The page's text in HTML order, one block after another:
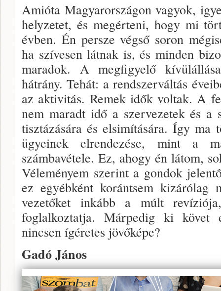
Amióta Magyarországon vagyok,
helyze­tet, és megérteni, hogy mi
évben. Én persze végső soron
ha szívesen látnak is, és minden
maradok. A megfigyelő
hátrány. Tehát: a rendszerváltás
az akti­vitás. Remek idők voltak. A
nem maradt idő a szervezetek és a
tisztázására és elsimítására. Így ma
ügyeinek el­rendezése, mint a
számbavétele. Ez, ahogy én látom,
Vélemé­nyem szerint a gondok
ez egyébként koránt­sem kizárólag
vezetőket inkább a múlt
foglalkoztatja. Márpe­dig ki követ
nincsen ígéretes jövőképe?
Gadó János